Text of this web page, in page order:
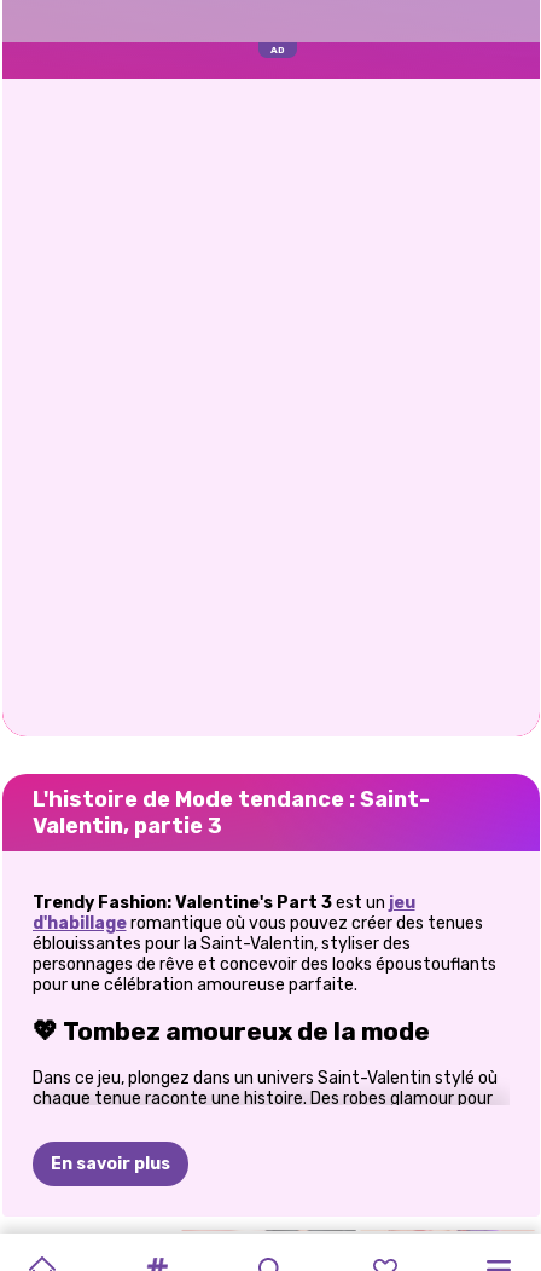
L'histoire de Mode tendance : Saint-
Valentin, partie 3
Trendy Fashion: Valentine's Part 3est un jeu
d'habillageromantique où vous pouvez créer des tenues
éblouissantes pour la Saint-Valentin, styliser des
personnages de rêve et concevoir des looks époustouflants
pour une célébration amoureuse parfaite.
💖 Tombez amoureux de la mode
Dans ce jeu, plongez dans un univers Saint-Valentin stylé où
chaque tenue raconte une histoire. Des robes glamour pour
délicats, découvrez une infinité de combinaisons pour laisser
libre cours à votre créativité. Que vous préfériez un
minimalisme élégant ou des looks audacieux, vous trouverez
heures à expérimenter avec les accessoires, les coiffures et
En savoir plus
L&#39;AMOUR
HARLEY AMOUREUX
CONTE